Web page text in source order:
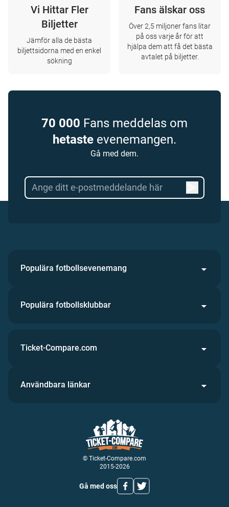
Vi Hittar Fler
Biljetter
Jämför alla de bästa
biljettsidorna med en enkel
sökning
Fans älskar oss
Över 2,5 miljoner fans litar
på oss varje år för att
hjälpa dem att få det bästa
avtalet på biljetter.
70 000 Fans meddelas om
hetaste evenemangen.
Gå med dem.
Populära fotbollsevenemang
Populära fotbollsklubbar
© Ticket-Compare.com
2015-2026
Gå med oss
Ticket-Compare.com
Användbara länkar